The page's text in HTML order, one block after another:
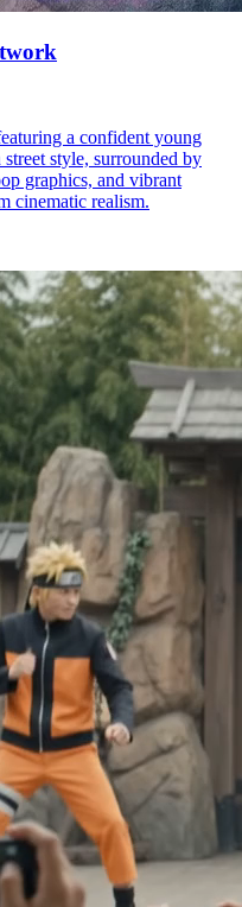
a confident young
style, surrounded by
graphics, and vibrant
cinematic realism.